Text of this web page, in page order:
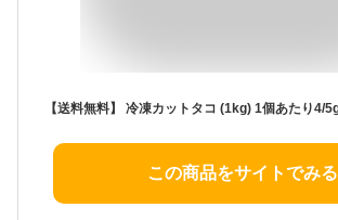
この商品をサイトでみる